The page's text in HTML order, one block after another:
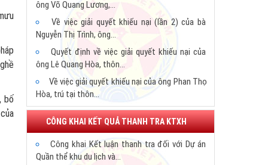
bố
Đảng và Chính phủ.
ông Võ Quang Lương,...
Về việc giải quyết khiếu nại (lần 2) của bà
Nguyễn Thị Trình, ông...
Quyết định về việc giải quyết khiếu nại của
ông Lê Quang Hòa, thôn...
Về việc giải quyết khiếu nại của ông Phan Thọ
Hòa, trú tại thôn...
Về việc giải quyết tranh chấp đất đai giữa
ông Bùi Văn Vinh và hộ...
Chủ tịch UBND tỉnh ban hành Quyết định giải
quyết khiếu nại lần...
CÔNG KHAI KẾT QUẢ THANH TRA KTXH
Công khai Kết luận thanh tra đối với Dự án
Quần thể khu du lịch và...